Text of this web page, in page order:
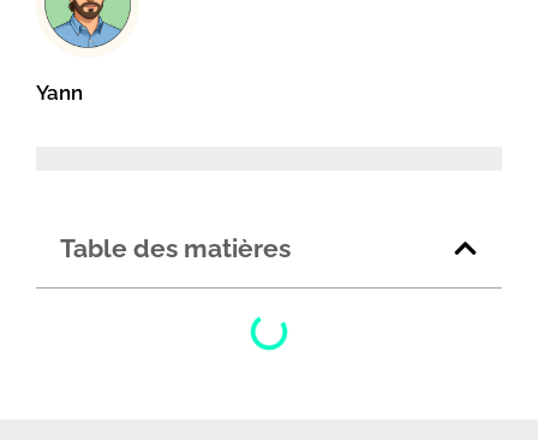
Yann
Table des matières